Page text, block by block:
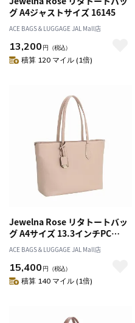
グ A4ジャストサイズ 16145
ACE BAGS＆LUGGAGE JAL Mall店
13,200 円 （税込）
積算 120 マイル (1倍)
Jewelna Rose リタトートバッ
グ A4サイズ 13.3インチPC
16146
ACE BAGS＆LUGGAGE JAL Mall店
15,400 円 （税込）
積算 140 マイル (1倍)